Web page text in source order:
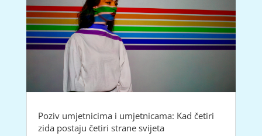
Poziv umjetnicima i umjetnicama: Kad četiri
zida postaju četiri strane svijeta